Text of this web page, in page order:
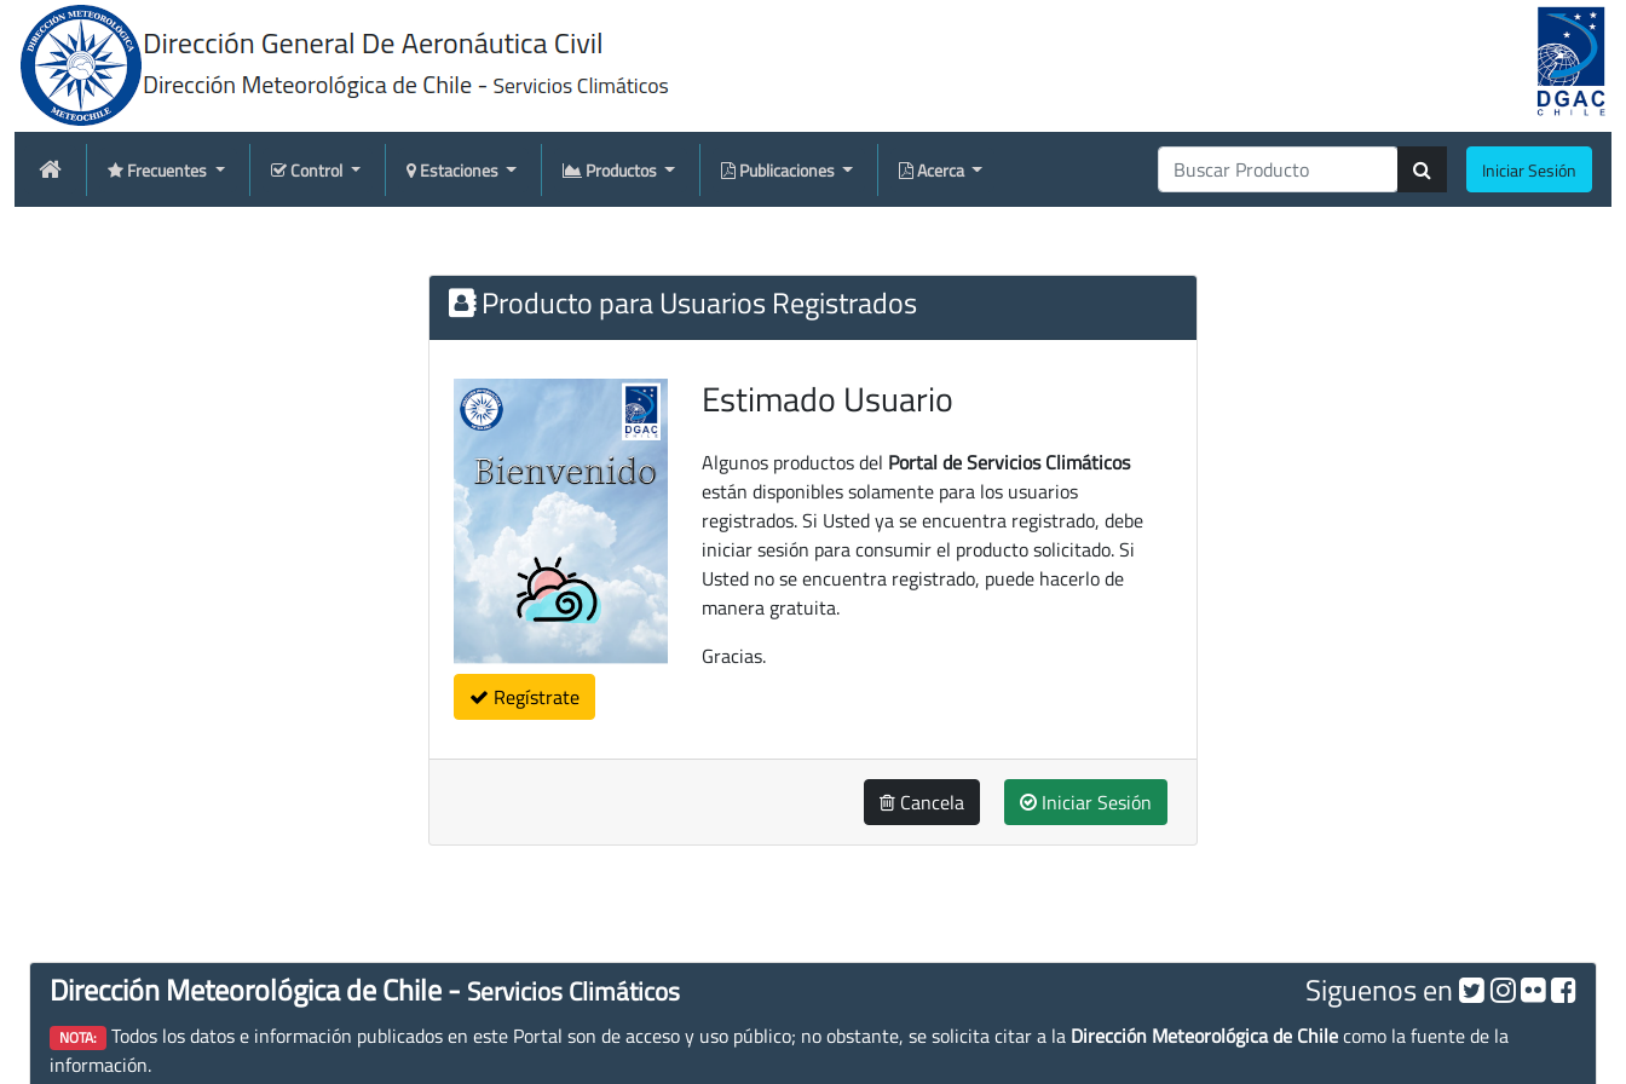
Frecuentes Control Estaciones Productos Publicaciones Acerca Iniciar Sesión
Producto para Usuarios Registrados
Regístrate
Estimado Usuario
Algunos productos del Portal de Servicios Climáticos
están disponibles solamente para los usuarios
registrados. Si Usted ya se encuentra registrado, debe
iniciar sesión para consumir el producto solicitado. Si
Usted no se encuentra registrado, puede hacerlo de
manera gratuita.
Gracias.
Cancela Iniciar Sesión
Dirección Meteorológica de Chile - Servicios Climáticos Siguenos en
NOTA: Todos los datos e información publicados en este Portal son de acceso y uso público; no obstante, se solicita citar a la Dirección Meteorológica de Chilecomo la fuente de la
información.